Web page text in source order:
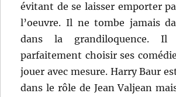
évitant de se laisser emporter
l’oeuvre. Il ne tombe jamais
dans la grandiloquence.
parfaitement choisir ses
jouer avec mesure. Harry Baur
dans le rôle de Jean Valjean